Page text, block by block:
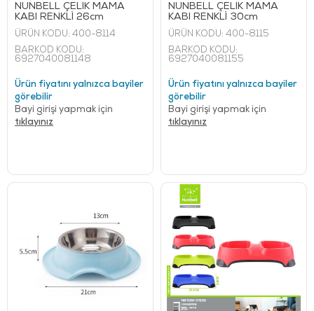
NUNBELL ÇELİK MAMA
KABI RENKLİ 26cm
ÜRÜN KODU: 400-8114
BARKOD KODU:
6927040081148
Ürün fiyatını yalnızca bayiler
görebilir
Bayi girişi yapmak için
tıklayınız
NUNBELL ÇELİK MAMA
KABI RENKLİ 30cm
ÜRÜN KODU: 400-8115
BARKOD KODU:
6927040081155
Ürün fiyatını yalnızca bayiler
görebilir
Bayi girişi yapmak için
tıklayınız